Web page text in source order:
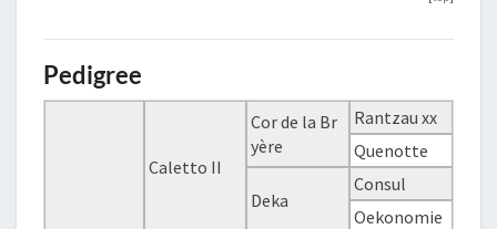
Pedigree
Caletto II
Cor de la Br
yère
Rantzau xx
Quenotte
Deka
Consul
Oekonomie